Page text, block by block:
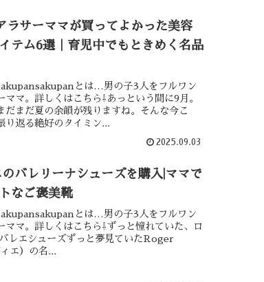
ラサーママが買ってよかった美容
テム6選｜育児中でもときめく名品
とは…男の子3人をフルワン
ママ。詳しくはこちら⇩あっという間に9月。
だまだ夏の余韻が残りますね。そんな今こ
返る絶好のタイミン...
2025.09.03
バレリーナシューズを購入|ママで
なご褒美靴
とは…男の子3人をフルワン
ママ。詳しくはこちら⇩ずっと憧れていた、ロ
レエシューズずっと夢見ていたRoger
エ）の名...